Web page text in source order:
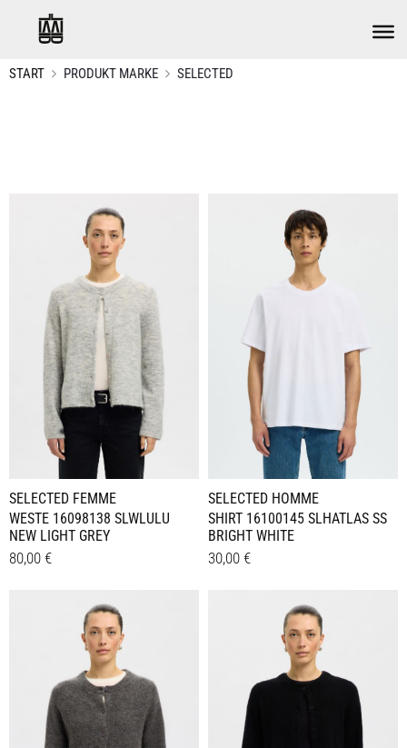
START PRODUKT MARKE SELECTED
SELECTED FEMME
WESTE 16098138 SLWLULU
NEW LIGHT GREY
80,00 €
Produkt
mehrere
Varianten
auf.
Die
Optionen
SELECTED HOMME
SHIRT 16100145 SLHATLAS SS
BRIGHT WHITE
30,00 €
Produkt
mehrere
Varianten
auf.